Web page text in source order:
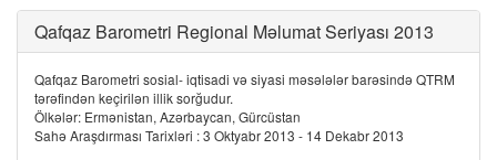
Qafqaz Barometri Regional Məlumat Seriyası 2013
Qafqaz Barometri sosial- iqtisadi və siyasi məsələlər barəsində QTRM
tərəfindən keçirilən illik sorğudur.
Ölkələr: Ermənistan, Azərbaycan, Gürcüstan
Sahə Araşdırması Tarixləri : 3 Oktyabr 2013 - 14 Dekabr 2013